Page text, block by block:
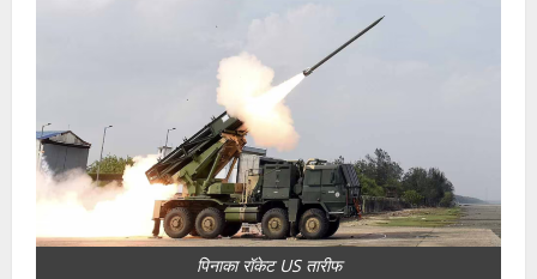
पिनाका रॉकेट US तारीफ